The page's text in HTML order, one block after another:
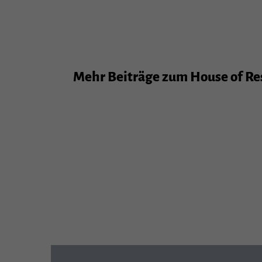
Mehr Beiträge zum House of